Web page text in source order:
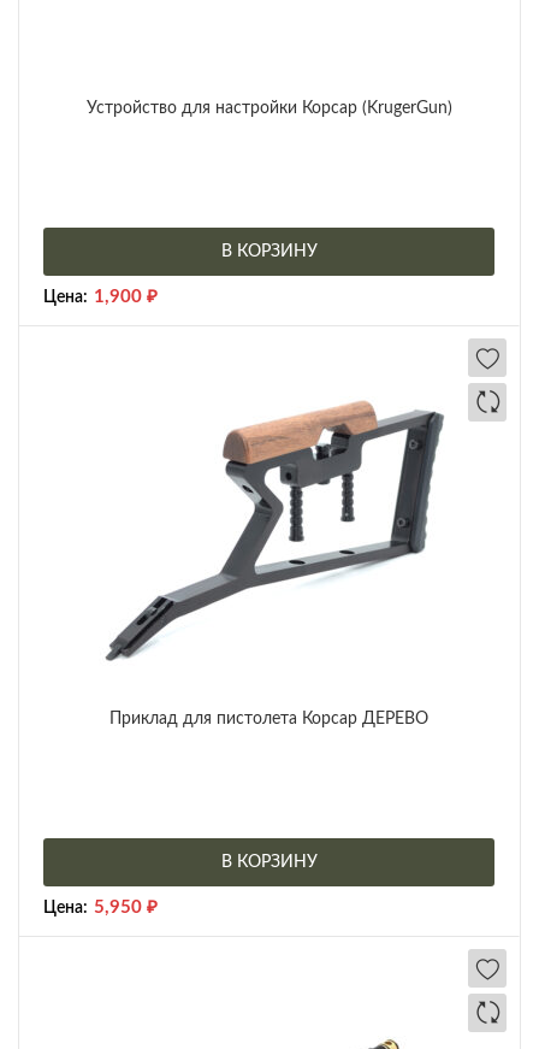
Устройство для настройки Корсар (KrugerGun)
В КОРЗИНУ
Цена: 1,900 ₽
Приклад для пистолета Корсар ДЕРЕВО
В КОРЗИНУ
Цена: 5,950 ₽